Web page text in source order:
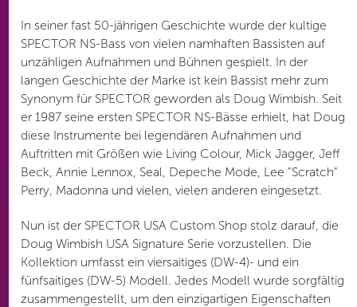
In seiner fast 50-jährigen Geschichte wurde der kultige
SPECTOR NS-Bass von vielen namhaften Bassisten auf
unzähligen Aufnahmen und Bühnen gespielt. In der
langen Geschichte der Marke ist kein Bassist mehr zum
Synonym für SPECTOR geworden als Doug Wimbish. Seit
er 1987 seine ersten SPECTOR NS-Bässe erhielt, hat Doug
diese Instrumente bei legendären Aufnahmen und
Auftritten mit Größen wie Living Colour, Mick Jagger, Jeff
Beck, Annie Lennox, Seal, Depeche Mode, Lee "Scratch"
Perry, Madonna und vielen, vielen anderen eingesetzt.
Nun ist der SPECTOR USA Custom Shop stolz darauf, die
Doug Wimbish USA Signature Serie vorzustellen. Die
Kollektion umfasst ein viersaitiges (DW-4)- und ein
fünfsaitiges (DW-5) Modell. Jedes Modell wurde sorgfältig
zusammengestellt, um den einzigartigen Eigenschaften